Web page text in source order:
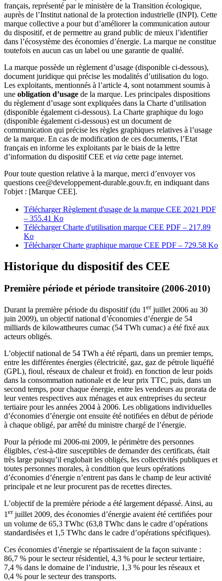
français, représenté par le ministère de la Transition écologique,
auprès de l’Institut national de la protection industrielle (INPI). Cette
marque collective a pour but d’améliorer la communication autour
du dispositif, et de permettre au grand public de mieux l’identifier
dans l’écosystème des économies d’énergie. La marque ne constitue
toutefois en aucun cas un label ou une garantie de qualité.
La marque possède un règlement d’usage (disponible ci-dessous),
document juridique qui précise les modalités d’utilisation du logo.
Les exploitants, mentionnés à l’article 4, sont notamment soumis à
une obligation d’usage de la marque. Les principales dispositions
du règlement d’usage sont expliquées dans la Charte d’utilisation
(disponible également ci-dessous). La Charte graphique du logo
(disponible également ci-dessous) est un document de
communication qui précise les règles graphiques relatives à l’usage
de la marque. En cas de modification de ces documents, l’Etat
français en informe les exploitants par le biais de la lettre
d’information du dispositif CEE et via cette page internet.
Pour toute question relative à la marque, merci d’envoyer vos
questions cee@developpement-durable.gouv.fr, en indiquant dans
l'objet : [Marque CEE].
Télécharger Règlement d'usage de la marque CEE 2021 PDF
– 355.41 Ko
Télécharger Charte d'utilisation marque CEE PDF – 217.89
Ko
Télécharger Charte graphique marque CEE PDF – 729.58 Ko
Historique du dispositif des CEE
Première période et période transitoire (2006-2010)
Durant la première période du dispositif (du 1 erjuillet 2006 au 30
juin 2009), un objectif national d’économies d’énergie de 54
milliards de kilowattheures cumac (54 TWh cumac) a été fixé aux
acteurs obligés.
L’objectif national de 54 TWh a été réparti, dans un premier temps,
entre les différentes énergies (électricité, gaz, gaz de pétrole liquéfié
(GPL), fioul, réseaux de chaleur et froid). en fonction de leur poids
dans la consommation nationale et de leur prix TTC, puis, dans un
second temps, pour chaque énergie, entre les vendeurs au prorata de
leur ventes respectives aux ménages et aux entreprises du secteur
tertiaire pour les années 2004 à 2006. Les obligations individuelles
d’économies d’énergie ont ensuite été notifiées en début de période
à chaque obligé, par arrêté du ministre chargé de l’énergie.
Pour la période mi 2006-mi 2009, le périmètre des personnes
éligibles, c'est-à-dire susceptibles de demander des certificats, était
très large puisqu’il englobait les obligés, les collectivités publiques et
toutes personnes morales, à condition que leurs opérations
d’économies d’énergie n’entrent pas dans le champ de leur activité
principale et ne leur procurent pas de recettes directes.
L’objectif de la première période a été largement dépassé. Ainsi, au
1erjuillet 2009, des économies d’énergie avaient été certifiées pour
un volume de 65,3 TWhc (63,8 TWhc dans le cadre d’opérations
standardisées et 1,5 TWhc dans le cadre d’opérations spécifiques).
Ces économies d’énergie se répartissaient de la façon suivante :
86,7 % pour le secteur résidentiel, 4,3 % pour le secteur tertiaire,
7,4 % dans le domaine de l’industrie, 1,3 % pour les réseaux et
0,4 % pour le secteur des transports.